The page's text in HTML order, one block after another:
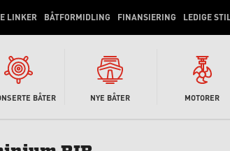
LINKER BÅTFORMIDLING FINANSIERING LEDIGE
BÅTER NYE BÅTER MOTORER